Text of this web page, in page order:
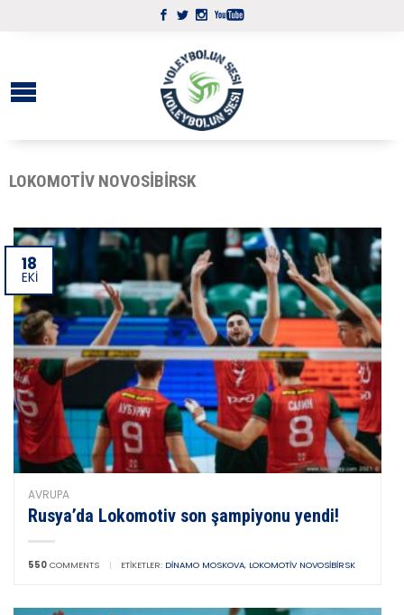
LOKOMOTIV NOVOSIBIRSK
18
EKI
AVRUPA
Rusya’da Lokomotiv son şampiyonu yendi!
550 COMMENTS | ETIKETLER: DINAMO MOSKOVA, LOKOMOTIV NOVOSIBIRSK